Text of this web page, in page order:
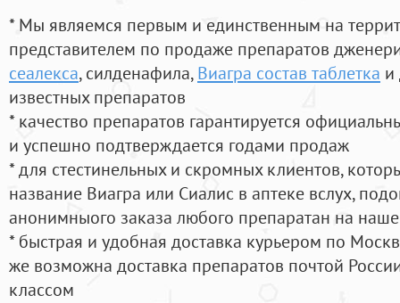
* Мы являемся первым и единственным на
представителем по продаже препаратов
сеалекса, силденафила, Виагра состав таблетка и
известных препаратов
* качество препаратов гарантируется
и успешно подтверждается годами продаж
* для стестинельных и скромных клиентов,
название Виагра или Сиалис в аптеке вслух,
анонимныого заказа любого препаратан на
* быстрая и удобная доставка курьером по
же возможна доставка препаратов почтой
классом